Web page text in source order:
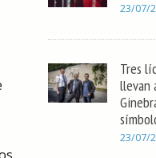
23/07/
Tres
llevan
23/07/